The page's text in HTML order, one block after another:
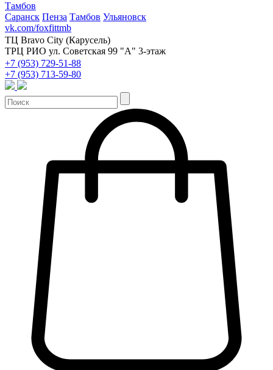
Тамбов
Саранск Пенза Тамбов Ульяновск
vk.com/foxfittmb
ТЦ Bravo City (Карусель)
ТРЦ РИО ул. Советская 99 "А" 3-этаж
+7 (953) 729-51-88
+7 (953) 713-59-80